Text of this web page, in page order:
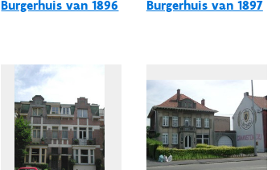
Burgerhuis van 1896
Burgerhuis van 1897